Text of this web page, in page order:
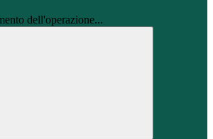
dell'operazione...